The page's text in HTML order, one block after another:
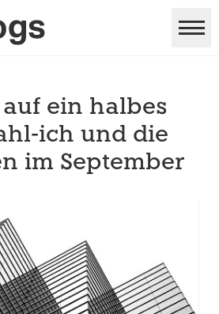
ein halbes
ich und die
im September